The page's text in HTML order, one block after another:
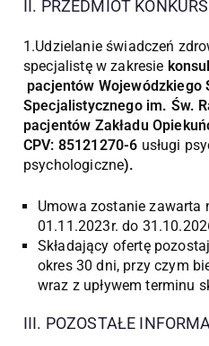
II. PRZEDMIOT
1.Udzielanie świadczeń
specjalistę w zakresie
pacjentów Wojewódzkiego
Specjalistycznego im. Św.
pacjentów Zakładu
CPV: 85121270-6 usługi
psychologiczne).
Umowa zostanie zawarta
01.11.2023r. do
Składający ofertę
okres 30 dni, przy czym
wraz z upływem terminu
III. POZOSTAŁE